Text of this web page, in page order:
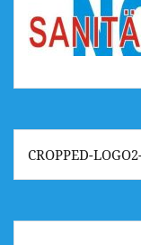
CROPPED-